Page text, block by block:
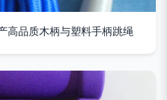
高品质木柄与塑料手柄跳绳